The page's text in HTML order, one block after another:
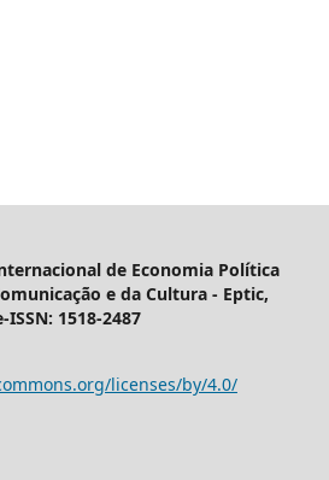
de Economia Política
e da Cultura - Eptic,
ISSN: 1518-2487
licenses/by/4.0/